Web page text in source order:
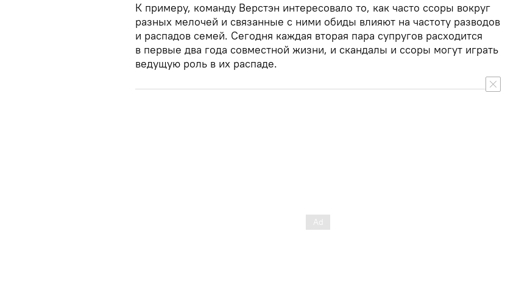
К примеру, команду Верстэн интересовало то, как часто ссоры вокруг
разных мелочей и связанные с ними обиды влияют на частоту разводов
и распадов семей. Сегодня каждая вторая пара супругов расходится
в первые два года совместной жизни, и скандалы и ссоры могут играть
ведущую роль в их распаде.